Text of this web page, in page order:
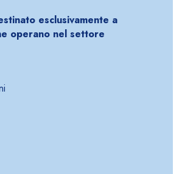
esclusivamente a
operano nel settore